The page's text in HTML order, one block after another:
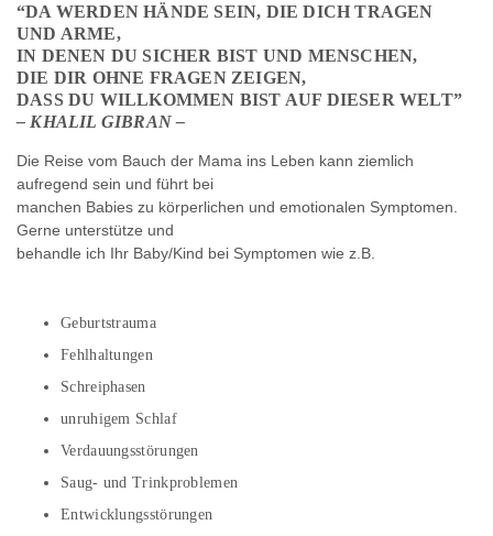
“DA WERDEN HÄNDE SEIN, DIE DICH TRAGEN
UND ARME,
IN DENEN DU SICHER BIST UND MENSCHEN,
DIE DIR OHNE FRAGEN ZEIGEN,
DASS DU WILLKOMMEN BIST AUF DIESER WELT”
– KHALIL GIBRAN –
Die Reise vom Bauch der Mama ins Leben kann ziemlich
aufregend sein und führt bei
manchen Babies zu körperlichen und emotionalen Symptomen.
Gerne unterstütze und
behandle ich Ihr Baby/Kind bei Symptomen wie z.B.
Geburtstrauma
Fehlhaltungen
Schreiphasen
unruhigem Schlaf
Verdauungsstörungen
Saug- und Trinkproblemen
Entwicklungsstörungen